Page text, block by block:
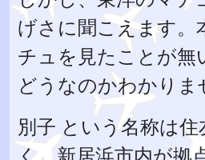
げさに聞こえます。
チュを見たことが無
どうなのかわかりま
別子 という名称は